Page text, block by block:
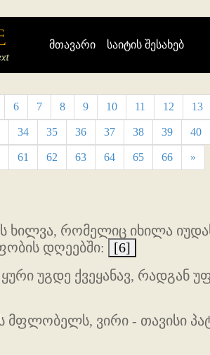
მთავარი (current)
საიტის შესახებ
6 7 8 9 10 11 12 13
34 35 36 37 38 39 40
61 62 63 64 65 66 »
ხილვა, რომელიც იხილა
დღეებში:
[6]
უგდე ქვეყანავ, რადგან
მფლობელს, ვირი - თავისი